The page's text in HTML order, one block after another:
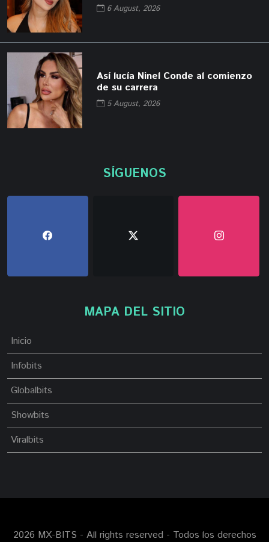
6 August, 2026
Así lucía Ninel Conde al comienzo
de su carrera
5 August, 2026
SÍGUENOS
MAPA DEL SITIO
Inicio
Infobits
Globalbits
Showbits
Viralbits
2026 MX-BITS - All rights reserved - Todos los derechos